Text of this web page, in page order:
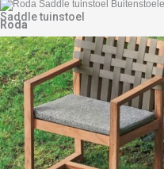
Saddle tuinstoel
Roda